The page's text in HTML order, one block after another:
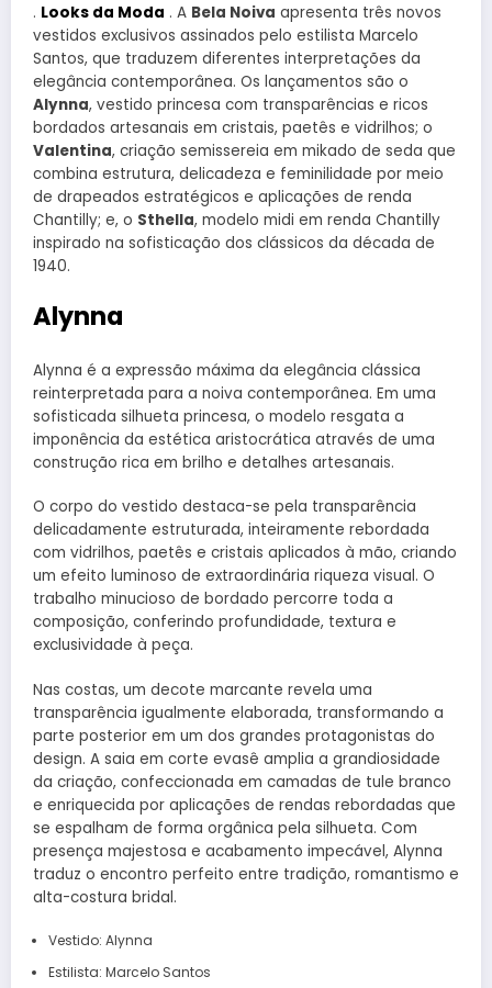
. Looks da Moda . A Bela Noiva apresenta três novos
vestidos exclusivos assinados pelo estilista Marcelo
Santos, que traduzem diferentes interpretações da
elegância contemporânea. Os lançamentos são o
Alynna, vestido princesa com transparências e ricos
bordados artesanais em cristais, paetês e vidrilhos; o
Valentina, criação semissereia em mikado de seda que
combina estrutura, delicadeza e feminilidade por meio
de drapeados estratégicos e aplicações de renda
Chantilly; e, o Sthella, modelo midi em renda Chantilly
inspirado na sofisticação dos clássicos da década de
1940.
Alynna
Alynna é a expressão máxima da elegância clássica
reinterpretada para a noiva contemporânea. Em uma
sofisticada silhueta princesa, o modelo resgata a
imponência da estética aristocrática através de uma
construção rica em brilho e detalhes artesanais.
O corpo do vestido destaca-se pela transparência
delicadamente estruturada, inteiramente rebordada
com vidrilhos, paetês e cristais aplicados à mão, criando
um efeito luminoso de extraordinária riqueza visual. O
trabalho minucioso de bordado percorre toda a
composição, conferindo profundidade, textura e
exclusividade à peça.
Nas costas, um decote marcante revela uma
transparência igualmente elaborada, transformando a
parte posterior em um dos grandes protagonistas do
design. A saia em corte evasê amplia a grandiosidade
da criação, confeccionada em camadas de tule branco
e enriquecida por aplicações de rendas rebordadas que
se espalham de forma orgânica pela silhueta. Com
presença majestosa e acabamento impecável, Alynna
traduz o encontro perfeito entre tradição, romantismo e
alta-costura bridal.
Vestido: Alynna
Estilista: Marcelo Santos